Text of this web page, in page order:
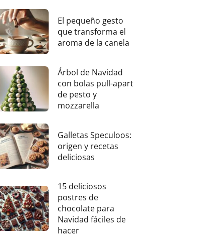
El pequeño gesto
que transforma el
aroma de la canela
Árbol de Navidad
con bolas pull-apart
de pesto y
mozzarella
Galletas Speculoos:
origen y recetas
deliciosas
15 deliciosos
postres de
chocolate para
Navidad fáciles de
hacer